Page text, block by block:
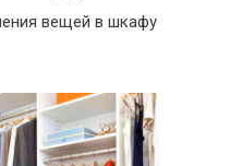
вещей в шкафу